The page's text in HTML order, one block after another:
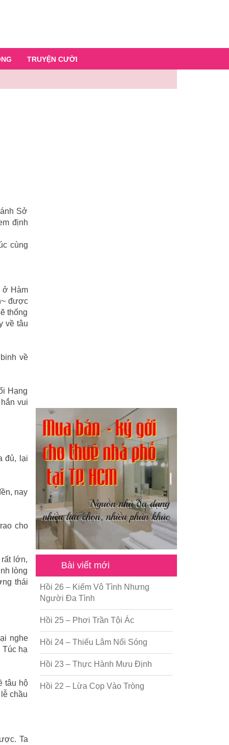
TRUYỆN CƯỜI
Sở
định
cùng
ở Hàm
được
thống
về tâu
về
Hạng
vui
đủ, lại
nay
cho
lớn,
lòng
thái
nghe
hạ
tâu hộ
chầu
Ta
Bài viết mới
Hồi 26 – Kiếm Vô Tình Nhưng
Người Đa Tình
Hồi 25 – Phơi Trần Tội Ác
Hồi 24 – Thiếu Lâm Nổi Sóng
Hồi 23 – Thực Hành Mưu Định
Hồi 22 – Lừa Cọp Vào Tròng